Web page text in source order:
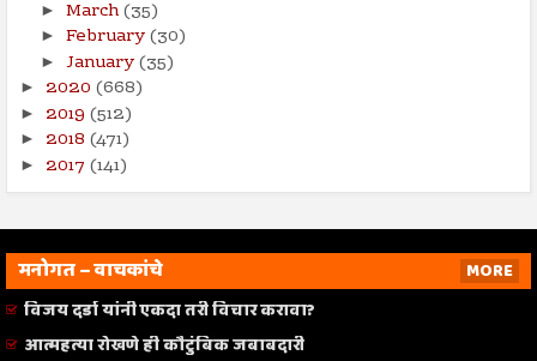
► March(35)
► February(30)
► January(35)
► 2020 (668)
► 2019 (512)
► 2018 (471)
► 2017 (141)
मनोगत – वाचकांचे
MORE
विजय दर्डा यांनी एकदा तरी विचार करावा?
आत्महत्या रोखणे ही कौटुंबिक जबाबदारी